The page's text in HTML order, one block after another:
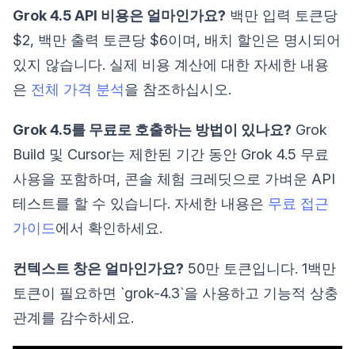
Grok 4.5 API 비용은 얼마인가요? 백만 입력 토큰당
$2, 백만 출력 토큰당 $6이며, 배치 할인은 명시되어
있지 않습니다. 실제 비용 계산에 대한 자세한 내용
은 전체 가격 분석을 참조하십시오.
Grok 4.5를 무료로 호출하는 방법이 있나요? Grok
Build 및 Cursor는 제한된 기간 동안 Grok 4.5 무료
사용을 포함하며, 콘솔 체험 크레딧으로 가벼운 API
테스트를 할 수 있습니다. 자세한 내용은 무료 접근
가이드에서 확인하세요.
컨텍스트 창은 얼마인가요? 50만 토큰입니다. 1백만
토큰이 필요하면 `grok-4.3`을 사용하고 기능적 상충
관계를 감수하세요.